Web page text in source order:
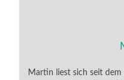
Martin liest sich seit